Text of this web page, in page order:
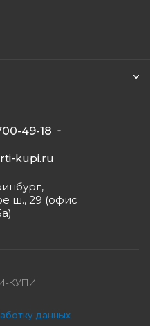
49-18
kupi.ru
ш., 29 (офис
КУПИ
данных